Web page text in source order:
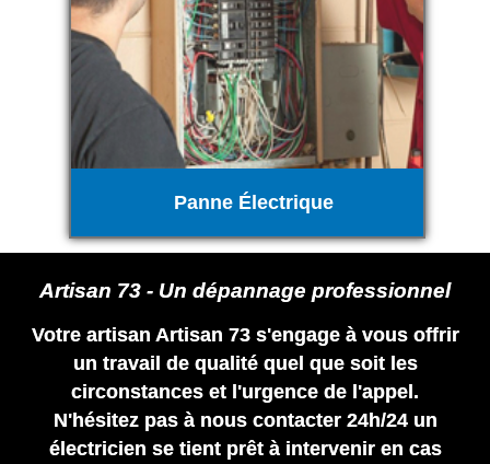
Panne Électrique
Artisan 73 - Un dépannage professionnel
Votre artisan Artisan 73 s'engage à vous offrir
un travail de qualité quel que soit les
circonstances et l'urgence de l'appel.
N'hésitez pas à nous contacter 24h/24 un
électricien se tient prêt à intervenir en cas